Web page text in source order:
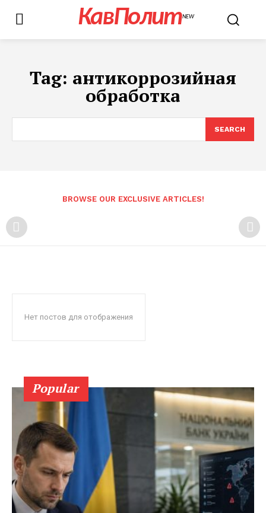
КавПолитNEW
Tag: антикоррозийная
обработка
SEARCH
BROWSE OUR EXCLUSIVE ARTICLES!
Нет постов для отображения
Popular